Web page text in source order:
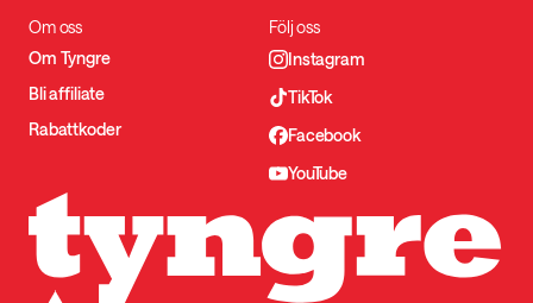
Om oss
Om Tyngre
Bli affiliate
Rabattkoder
Följ oss
Instagram
TikTok
Facebook
YouTube